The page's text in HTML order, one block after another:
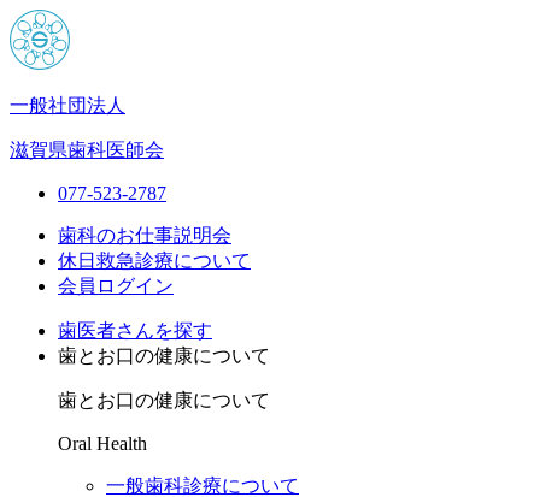
一般社団法人
滋賀県歯科医師会
077-523-2787
歯科のお仕事説明会
休日救急診療について
会員ログイン
歯医者さんを探す
歯とお口の健康について
歯とお口の健康について
Oral Health
一般歯科診療について